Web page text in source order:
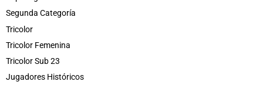
Segunda Categoría
Tricolor
Tricolor Femenina
Tricolor Sub 23
Jugadores Históricos